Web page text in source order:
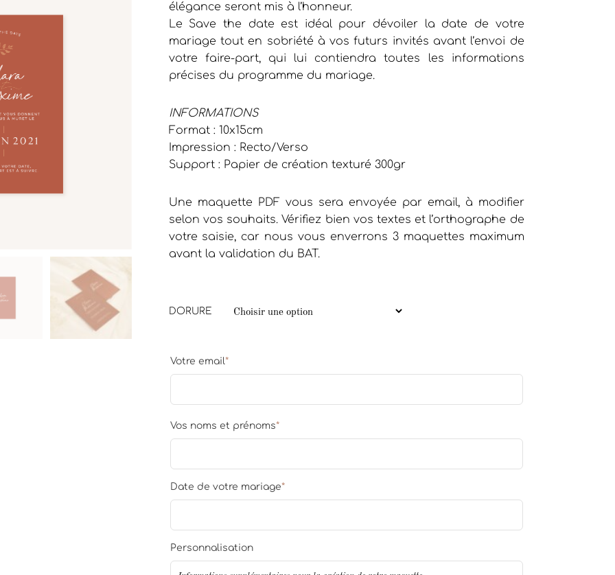
élégance seront mis à l’honneur.
Le Save the date est idéal pour dévoiler la date de votre
mariage tout en sobriété à vos futurs invités avant l’envoi de
votre faire-part, qui lui contiendra toutes les informations
précises du programme du mariage.
INFORMATIONS
Format : 10x15cm
Impression : Recto/Verso
Support : Papier de création texturé 300gr
Une maquette PDF vous sera envoyée par email, à modifier
selon vos souhaits. Vérifiez bien vos textes et l’orthographe de
votre saisie, car nous vous enverrons 3 maquettes maximum
avant la validation du BAT.
DORURE
Votre email*
Vos noms et prénoms*
Date de votre mariage*
Personnalisation